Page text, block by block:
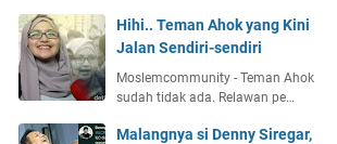
Hihi.. Teman Ahok yang Kini
Jalan Sendiri-sendiri
Moslemcommunity - Teman Ahok
sudah tidak ada. Relawan pe…
Malangnya si Denny Siregar,